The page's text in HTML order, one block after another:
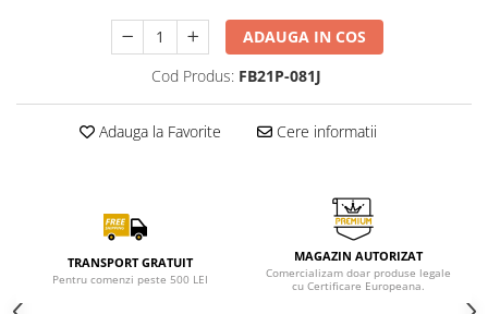
ADAUGA IN COS
Cod Produs: FB21P-081J
Adauga la Favorite Cere informatii
TRANSPORT GRATUIT
Pentru comenzi peste 500 LEI
MAGAZIN AUTORIZAT
Comercializam doar produse legale
cu Certificare Europeana.